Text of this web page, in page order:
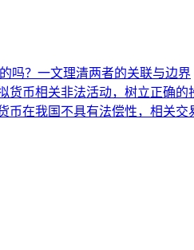
吗？一文理清两者的关联与边界
货币相关非法活动，树立正确
币在我国不具有法偿性，相关